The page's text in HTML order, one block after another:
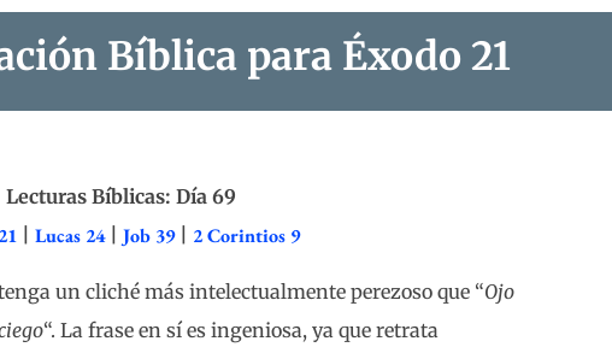
Bíblica para Éxodo 21
Lecturas Bíblicas: Día 69
Lucas 24| Job 39| 2 Corintios 9
un cliché más intelectualmente perezoso que “Ojo
“. La frase en sí es ingeniosa, ya que retrata